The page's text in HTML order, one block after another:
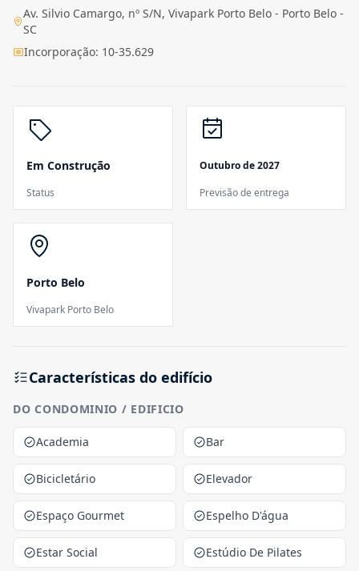
Av. Silvio Camargo, nº S/N, Vivapark Porto Belo - Porto Belo -
SC
Incorporação: 10-35.629
Em Construção
Status
Outubro de 2027
Previsão de entrega
Porto Belo
Vivapark Porto Belo
Características do edifício
DO CONDOMINIO / EDIFICIO
Academia Bar
Bicicletário Elevador
Espaço Gourmet Espelho D'água
Estar Social Estúdio De Pilates